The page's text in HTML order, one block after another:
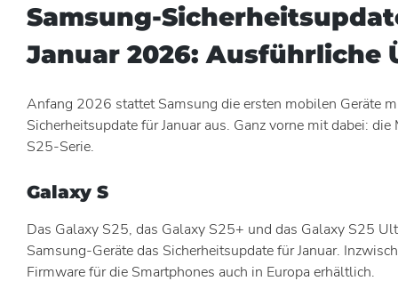
Samsung-
Januar 2026: Ausführliche
Anfang 2026 stattet Samsung die ersten mobilen Geräte
Sicherheitsupdate für Januar aus. Ganz vorne mit dabei:
S25-Serie.
Galaxy S
Das Galaxy S25, das Galaxy S25+ und das Galaxy S25
Samsung-Geräte das Sicherheitsupdate für Januar.
Firmware für die Smartphones auch in Europa erhältlich.